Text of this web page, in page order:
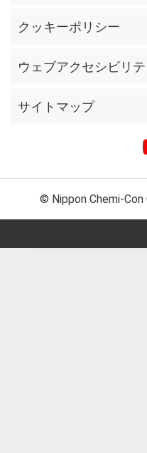
クッキーポリシー
ウェブアクセシビリテ
サイトマップ
© Nippon Chemi-